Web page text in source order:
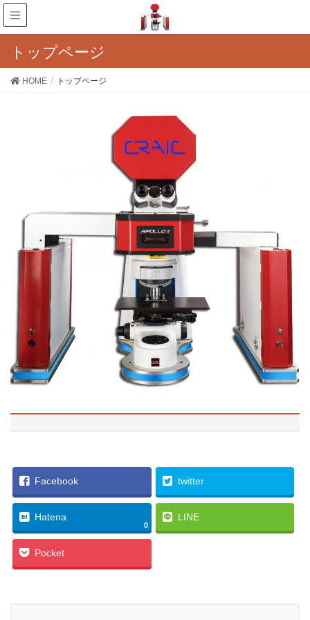
トップページ
HOME トップページ
Facebook twitter
Hatena
0
LINE
Pocket